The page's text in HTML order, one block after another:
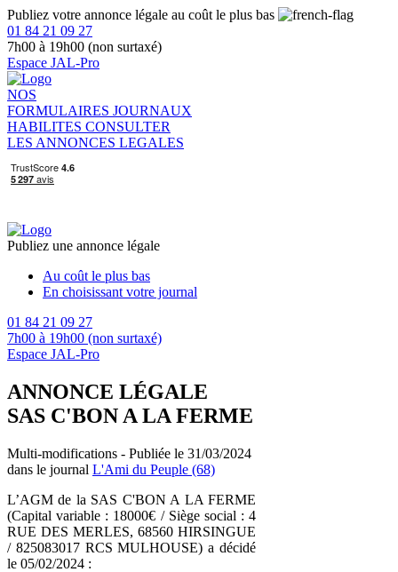
Publiez votre annonce légale au coût le plus bas
01 84 21 09 27
7h00 à 19h00 (non surtaxé)
Espace JAL-Pro
NOS
FORMULAIRES JOURNAUX
HABILITES CONSULTER
LES ANNONCES LEGALES
Publiez une annonce légale
Au coût le plus bas
En choisissant votre journal
01 84 21 09 27
7h00 à 19h00 (non surtaxé)
Espace JAL-Pro
ANNONCE LÉGALE
SAS C'BON A LA FERME
Multi-modifications - Publiée le 31/03/2024
dans le journal L'Ami du Peuple (68)
L’AGM de la SAS C'BON A LA FERME
(Capital variable : 18000€ / Siège social : 4
RUE DES MERLES, 68560 HIRSINGUE
/ 825083017 RCS MULHOUSE) a décidé
le 05/02/2024 :